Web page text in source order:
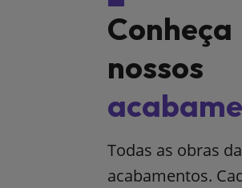
Conheça
nossos
Todas as obras
acabamentos.